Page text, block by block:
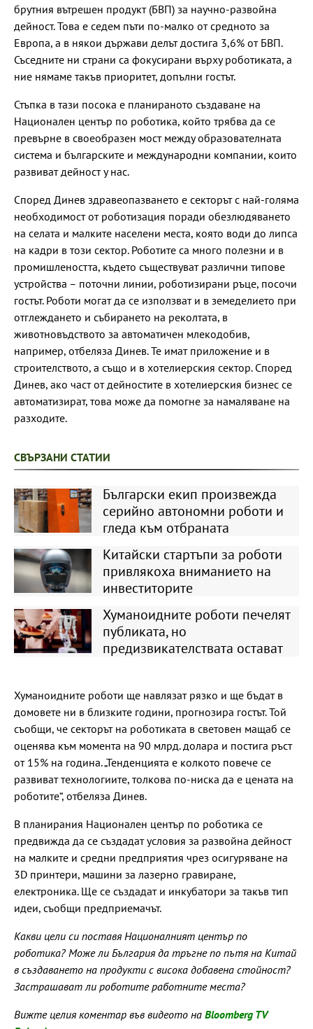
брутния вътрешен продукт (БВП) за научно-развойна
дейност. Това е седем пъти по-малко от средното за
Европа, а в някои държави делът достига 3,6% от БВП.
Съседните ни страни са фокусирани върху роботиката, а
ние нямаме такъв приоритет, допълни гостът.
Стъпка в тази посока е планираното създаване на
Национален център по роботика, който трябва да се
превърне в своеобразен мост между образователната
система и българските и международни компании, които
развиват дейност у нас.
Според Динев здравеопазването е секторът с най-голяма
необходимост от роботизация поради обезлюдяването
на селата и малките населени места, която води до липса
на кадри в този сектор. Роботите са много полезни и в
промишлеността, където съществуват различни типове
устройства – поточни линии, роботизирани ръце, посочи
гостът. Роботи могат да се използват и в земеделието при
отглеждането и събирането на реколтата, в
животновъдството за автоматичен млекодобив,
например, отбеляза Динев. Те имат приложение и в
строителството, а също и в хотелиерския сектор. Според
Динев, ако част от дейностите в хотелиерския бизнес се
автоматизират, това може да помогне за намаляване на
разходите.
СВЪРЗАНИ СТАТИИ
Български екип произвежда
серийно автономни роботи и
гледа към отбраната
Китайски стартъпи за роботи
привлякоха вниманието на
инвеститорите
Хуманоидните роботи печелят
публиката, но
предизвикателствата остават
Хуманоидните роботи ще навлязат рязко и ще бъдат в
домовете ни в близките години, прогнозира гостът. Той
съобщи, че секторът на роботиката в световен мащаб се
оценява към момента на 90 млрд. долара и постига ръст
от 15% на година. „Тенденцията е колкото повече се
развиват технологиите, толкова по-ниска да е цената на
роботите“, отбеляза Динев.
В планирания Национален център по роботика се
предвижда да се създадат условия за развойна дейност
на малките и средни предприятия чрез осигуряване на
3D принтери, машини за лазерно гравиране,
електроника. Ще се създадат и инкубатори за такъв тип
идеи, съобщи предприемачът.
Какви цели си поставя Националният център по
роботика? Може ли България да тръгне по пътя на Китай
в създаването на продукти с висока добавена стойност?
Застрашават ли роботите работните места?
Вижте целия коментар във видеото на Bloomberg TV